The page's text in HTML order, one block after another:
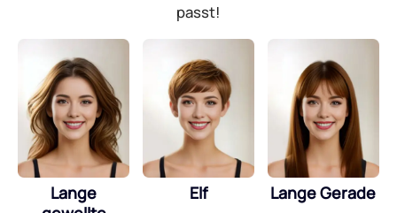
passt!
Lange
Elf Lange Gerade